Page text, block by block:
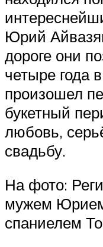
Юрий
дороге они
четыре года
произошел
букетный
любовь,
свадьбу.
На фото:
мужем Юрием
спаниелем